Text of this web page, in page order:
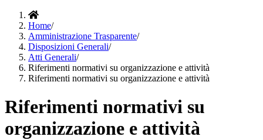
Home/
Amministrazione Trasparente/
Disposizioni Generali/
Atti Generali/
Riferimenti normativi su organizzazione e attività
Riferimenti normativi su organizzazione e attività
Riferimenti normativi su
organizzazione e attività